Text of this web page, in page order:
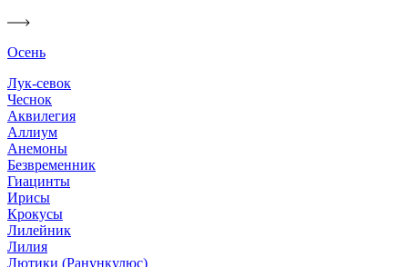
Осень
Лук-севок
Чеснок
Аквилегия
Аллиум
Анемоны
Безвременник
Гиацинты
Ирисы
Крокусы
Лилейник
Лилия
Лютики (Ранункулюс)